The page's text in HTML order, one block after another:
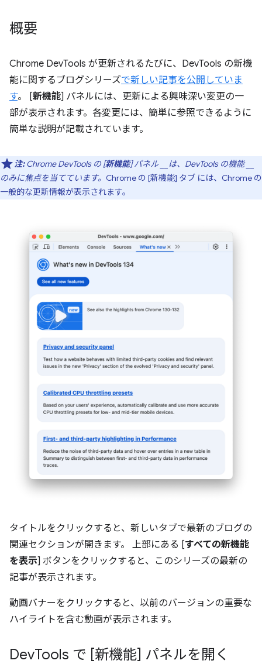
概要
Chrome DevTools が更新されるたびに、DevTools の新機
能に関するブログシリーズで新しい記事を公開していま
す。 [新機能] パネルには、更新による興味深い変更の一
部が表示されます。各変更には、簡単に参照できるように
簡単な説明が記載されています。
注:Chrome DevTools の [新機能]パネル __は、DevTools の機能 __
のみに焦点を当てています。 Chrome の [新機能] タブ には、Chrome の
一般的な更新情報が表示されます。
タイトルをクリックすると、新しいタブで最新のブログの
関連セクションが開きます。 上部にある [すべての新機能
を表示] ボタンをクリックすると、このシリーズの最新の
記事が表示されます。
動画バナーをクリックすると、以前のバージョンの重要な
ハイライトを含む動画が表示されます。
DevTools で [新機能] パネルを開く